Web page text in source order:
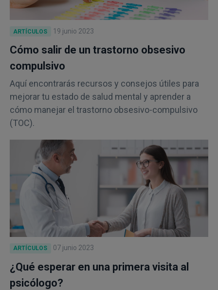
ARTÍCULOS 19 junio 2023
Cómo salir de un trastorno obsesivo
compulsivo
Aquí encontrarás recursos y consejos útiles para
mejorar tu estado de salud mental y aprender a
cómo manejar el trastorno obsesivo-compulsivo
(TOC).
ARTÍCULOS 07 junio 2023
¿Qué esperar en una primera visita al
psicólogo?